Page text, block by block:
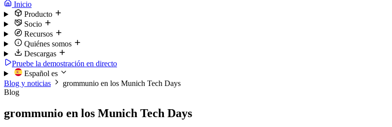
Inicio
Producto
Socio
Recursos
Quiénes somos
Descargas
Pruebe la demostración en directo
Español es
Blog y noticias
grommunio en los Munich Tech Days
Blog
grommunio en los Munich Tech Days